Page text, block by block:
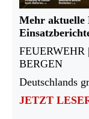
Mehr aktuelle
FEUERWEHR
BERGEN
Deutschlands
JETZT